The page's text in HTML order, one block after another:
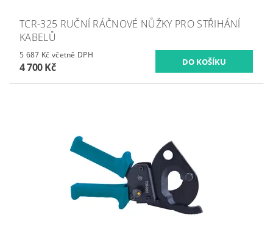
TCR-325 RUČNÍ RÁČNOVÉ NŮŽKY PRO STŘIHÁNÍ
KABELŮ
5 687 Kč včetně DPH
4 700 Kč